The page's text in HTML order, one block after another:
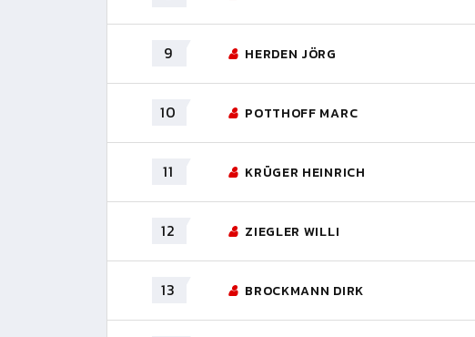
9 HERDEN JÖRG
10 POTTHOFF MARC
11 KRÜGER HEINRICH
12 ZIEGLER WILLI
13 BROCKMANN DIRK